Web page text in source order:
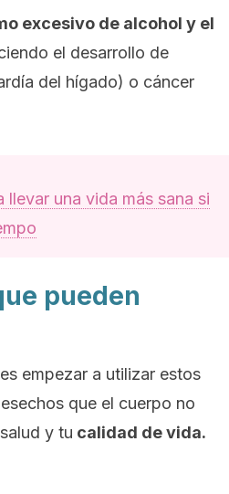
excesivo de alcohol y el
el desarrollo de
del hígado) o cáncer
llevar una vida más sana si
pueden
empezar a utilizar estos
que el cuerpo no
y tu calidad de vida.